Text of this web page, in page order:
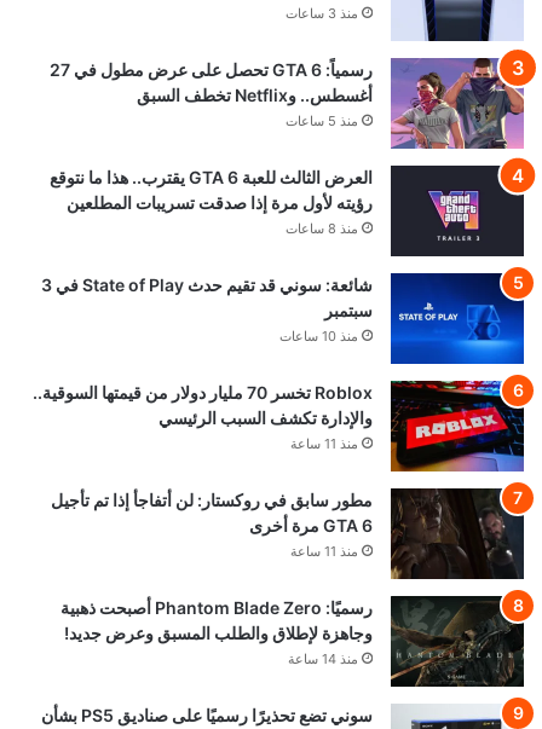
منذ 3 ساعات
رسمياً: GTA 6 تحصل على عرض مطول في 27
أغسطس.. وNetflix تخطف السبق
منذ 5 ساعات
العرض الثالث للعبة GTA 6 يقترب.. هذا ما نتوقع
رؤيته لأول مرة إذا صدقت تسريبات المطلعين
منذ 8 ساعات
شائعة: سوني قد تقيم حدث State of Play في 3
سبتمبر
منذ 10 ساعات
Roblox تخسر 70 مليار دولار من قيمتها السوقية..
والإدارة تكشف السبب الرئيسي
منذ 11 ساعة
مطور سابق في روكستار: لن أتفاجأ إذا تم تأجيل
GTA 6 مرة أخرى
منذ 11 ساعة
رسميًا: Phantom Blade Zero أصبحت ذهبية
وجاهزة لإطلاق والطلب المسبق وعرض جديد!
منذ 14 ساعة
سوني تضع تحذيرًا رسميًا على صناديق PS5 بشأن